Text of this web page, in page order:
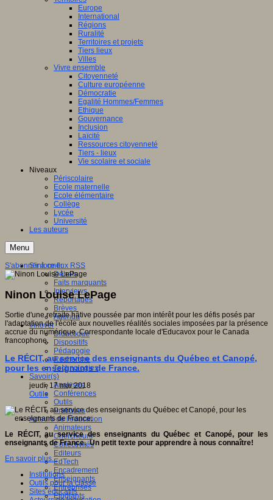
Europe
International
Régions
Ruralité
Territoires et projets
Tiers lieux
Villes
Vivre ensemble
Citoyenneté
Culture européenne
Démocratie
Egalité Hommes/Femmes
Ethique
Gouvernance
Inclusion
Laïcité
Ressources citoyenneté
Tiers - lieux
Vie scolaire et sociale
Niveaux
Périscolaire
Ecole maternelle
Ecole élémentaire
Collège
Lycée
Université
Les auteurs
Menu
S'informer
Débats
Faits marquants
Interviews
Reportages
Brèves
Agenda
Innover
Didactique
Dispositifs
Pédagogie
Recherche
Technologies
Savoir(s)
Analyses
Conférences
Outils
Pratiques
Acteurs de l'éducation
Animateurs
Chercheurs
Collectivités
Editeurs
EdTech
Encadrement
Enseignants
Entreprises
Etudiants
S'abonner à ce flux RSS
Ninon Louise LePage
Sortie d'une retraite hâtive poussée par mon intérêt pour les défis posés par
l'adaptation de l'école aux nouvelles réalités sociales imposées par la présence
accrue du numérique. Correspondante locale d'Educavox pour le Canada
francophone.
Le RÉCIT, au service des enseignants du Québec et Canopé,
pour les enseignants de France.
jeudi, 17 mai 2018
Outils
Le RÉCIT, au service des enseignants du Québec et Canopé, pour les
enseignants de France. Un petit texte pour apprendre à nous connaître!
En savoir plus...
Institutions
Outils pour la classe
Sites éducatifs